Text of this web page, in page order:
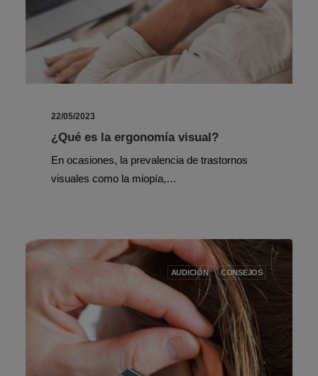
22/05/2023
¿Qué es la ergonomía visual?
En ocasiones, la prevalencia de trastornos
visuales como la miopía,…
AUDICIÓN CONSEJOS